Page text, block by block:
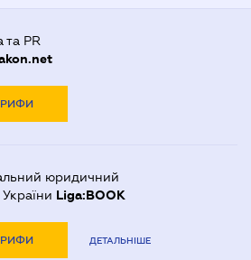
та PR
юридичний
Liga:BOOK
ДЕТАЛЬНІШЕ